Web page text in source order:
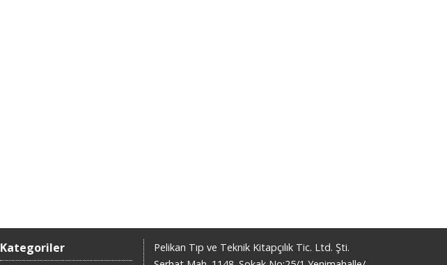
Kategoriler
Pelikan Tıp ve Teknik Kitapçılık Tic. Ltd. Şti.